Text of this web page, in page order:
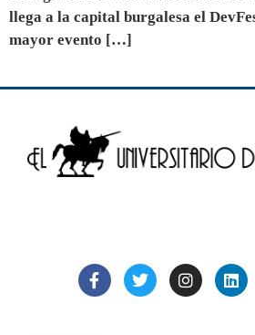
llega a la capital burgalesa el
mayor evento […]